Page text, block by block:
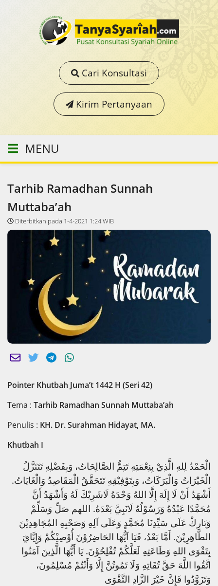
Cari Konsultasi
Kirim Pertanyaan
MENU
Tarhib Ramadhan Sunnah
Muttaba’ah
Diterbitkan pada 1-4-2021 1:24 WIB
Pointer Khutbah Juma’t 1442 H (Seri 42)
Tema : Tarhib Ramadhan Sunnah Muttaba’ah
Penulis : KH. Dr. Surahman Hidayat, MA.
Khutbah I
الْحَمْدُ لِلهِ الَّذِيْ بِنِعْمَتِهِ تَتِمُّ الصَّالِحَاتُ، وَبِفَضْلِهِ تَتَنَزَّلُ
الْخَيْرَاتُ وَالْبَرَكَاتُ، وَبِتَوْفِيْقِهِ تَتَحَقَّقُ الْمَقَاصِدُ وَالْغَايَاتُ.
أَشْهَدُ أَنْ لَا إِلَهَ إِلَّا اللهُ وَحْدَهُ لَاشَرِيْكَ لَهُ وَأَشْهَدُ أَنَّ
مُحَمَّدًا عَبْدُهُ وَرَسُوْلُهُ لَانَبِيَّ بَعْدَهُ. اللهم صَلِّ وَسَلِّمْ
وَبَارِكْ عَلَى سَيِّدِنَا مُحَمَّدٍ وَعَلَى آلِهِ وَصَحْبِهِ المُجَاهِدِيْنَ
الطَّاهِرِيْنَ. أَمَّا بَعْدُ، فَيَا آيُّهَا الحَاضِرُوْنَ أُوْصِيْكُمْ وَإِيَّايَ
بِتَقْوَى اللهِ وَطَاعَتِهِ لَعَلَّكُمْ تُفْلِحُوْنَ. يَا أَيُّهَا الَّذِينَ آمَنُوا
اتَّقُوا اللَّهَ حَقَّ تُقَاتِهِ وَلَا تَمُوتُنَّ إِلَّا وَأَنْتُمْ مُسْلِمُونَ،
وَتَزَوَّدُوا فَإِنَّ خَيْرَ الزَّادِ التَّقْوَى